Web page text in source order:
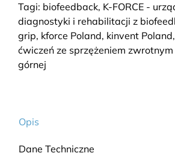
Tagi: biofeedback, K-FORCE -
diagnostyki i rehabilitacji z
grip, kforce Poland, kinvent Poland,
ćwiczeń ze sprzężeniem
górnej
Opis
Dane Techniczne